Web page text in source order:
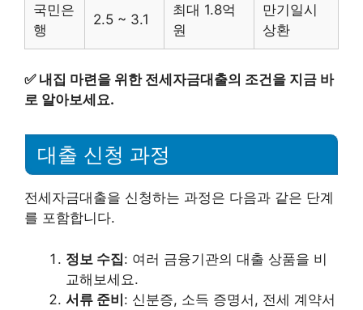
국민은
행
2.5 ~ 3.1
최대 1.8억
원
만기일시
상환
✅ 내집 마련을 위한 전세자금대출의 조건을 지금 바
로 알아보세요.
대출 신청 과정
전세자금대출을 신청하는 과정은 다음과 같은 단계
를 포함합니다.
정보 수집: 여러 금융기관의 대출 상품을 비
교해보세요.
서류 준비: 신분증, 소득 증명서, 전세 계약서